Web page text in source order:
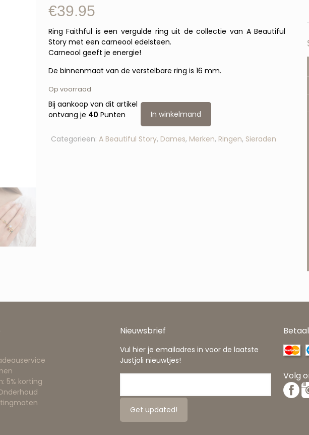
€39.95
Ring Faithful is een vergulde ring uit de collectie van A Beautiful
Story met een carneool edelsteen.
Carneool geeft je energie!
De binnenmaat van de verstelbare ring is 16 mm.
Op voorraad
Bij aankoop van dit artikel
ontvang je 40 Punten In winkelmand
Categorieën: A Beautiful Story, Dames, Merken, Ringen, Sieraden
5% korting
Nieuwsbrief
Vul hier je emailadres in voor de laatste
Justjoli nieuwtjes!
Volg